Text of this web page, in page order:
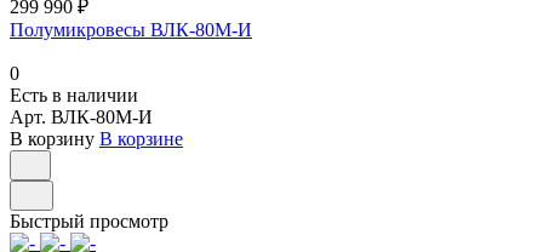
299 990 ₽
Полумикровесы ВЛК-80М-И
0
Есть в наличии
Арт. ВЛК-80М-И
В корзину В корзине
Быстрый просмотр